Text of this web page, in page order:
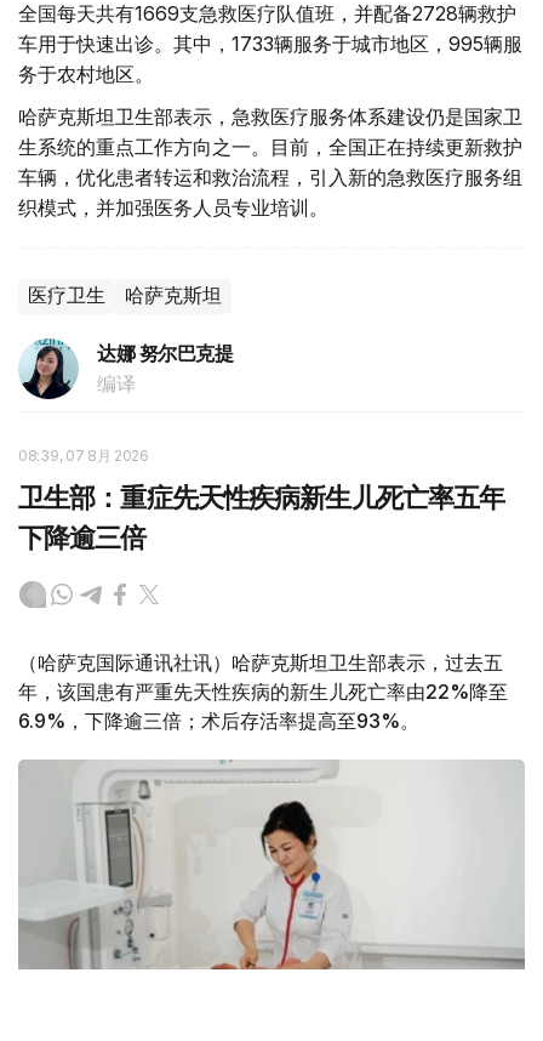
全国每天共有1669支急救医疗队值班，并配备2728辆救护
车用于快速出诊。其中，1733辆服务于城市地区，995辆服
务于农村地区。
哈萨克斯坦卫生部表示，急救医疗服务体系建设仍是国家卫
生系统的重点工作方向之一。目前，全国正在持续更新救护
车辆，优化患者转运和救治流程，引入新的急救医疗服务组
织模式，并加强医务人员专业培训。
医疗卫生 哈萨克斯坦
达娜 努尔巴克提
编译
08:39, 07 8月 2026
卫生部：重症先天性疾病新生儿死亡率五年
下降逾三倍
（哈萨克国际通讯社讯）哈萨克斯坦卫生部表示，过去五
年，该国患有严重先天性疾病的新生儿死亡率由22%降至
6.9%，下降逾三倍；术后存活率提高至93%。